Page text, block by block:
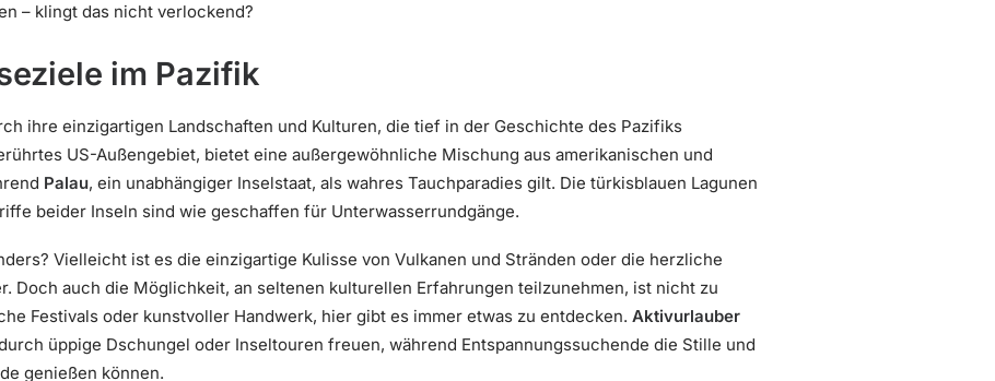
– klingt das nicht verlockend?
im Pazifik
ihre einzigartigen Landschaften und Kulturen, die tief in der Geschichte des Pazifiks
US-Außengebiet, bietet eine außergewöhnliche Mischung aus amerikanischen und
Palau, ein unabhängiger Inselstaat, als wahres Tauchparadies gilt. Die türkisblauen Lagunen
beider Inseln sind wie geschaffen für Unterwasserrundgänge.
Vielleicht ist es die einzigartige Kulisse von Vulkanen und Stränden oder die herzliche
Doch auch die Möglichkeit, an seltenen kulturellen Erfahrungen teilzunehmen, ist nicht zu
Festivals oder kunstvoller Handwerk, hier gibt es immer etwas zu entdecken. Aktivurlauber
üppige Dschungel oder Inseltouren freuen, während Entspannungssuchende die Stille und
genießen können.